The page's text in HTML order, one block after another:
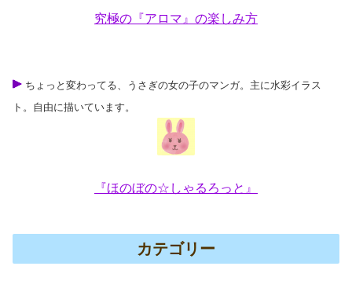
究極の『アロマ』の楽しみ方
ちょっと変わってる、うさぎの女の子のマンガ。主に水彩イラス
ト。自由に描いています。
『ほのぼの☆しゃるろっと』
カテゴリー